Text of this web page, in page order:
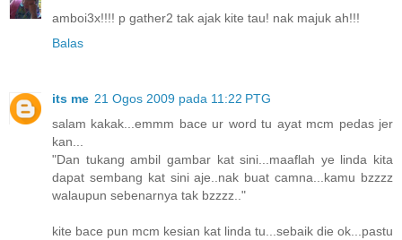
amboi3x!!!! p gather2 tak ajak kite tau! nak majuk ah!!!
Balas
its me 21 Ogos 2009 pada 11:22 PTG
salam kakak...emmm bace ur word tu ayat mcm pedas jer
kan...
"Dan tukang ambil gambar kat sini...maaflah ye linda kita
dapat sembang kat sini aje..nak buat camna...kamu bzzzz
walaupun sebenarnya tak bzzzz.."
kite bace pun mcm kesian kat linda tu...sebaik die ok...pastu